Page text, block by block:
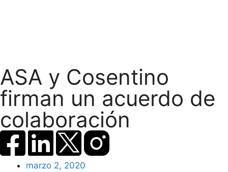
ASA y Cosentino
firman un acuerdo de
colaboración
marzo 2, 2020